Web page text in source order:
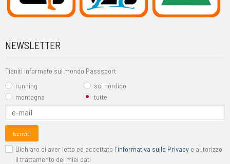
NEWSLETTER
Tieniti informato sul mondo Passsport
running
sci nordico
montagna
tutte
Iscriviti
Dichiaro di aver letto ed accettato l'informativa sulla Privacy e autorizzo
il trattamento dei miei dati